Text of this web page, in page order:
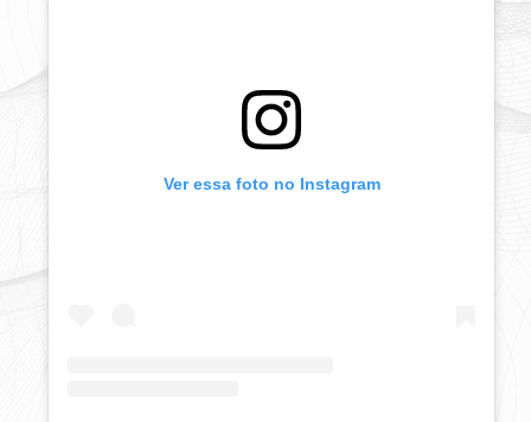
Ver essa foto no Instagram